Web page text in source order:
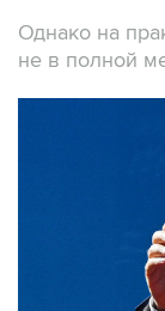
Однако на
не в полной